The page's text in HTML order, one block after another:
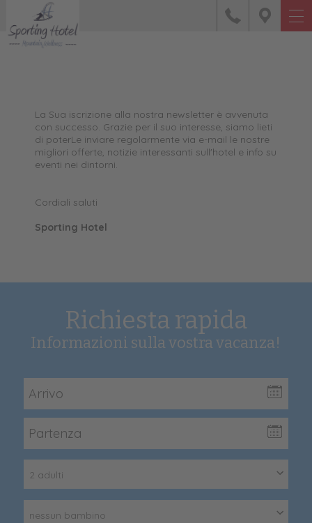
La Sua iscrizione alla nostra newsletter è avvenuta
con successo. Grazie per il suo interesse, siamo lieti
di poterLe inviare regolarmente via e-mail le nostre
migliori offerte, notizie interessanti sull'hotel e info su
eventi nei dintorni.
Cordiali saluti
Sporting Hotel
Richiesta rapida
Informazioni sulla vostra vacanza!
2 adulti
nessun bambino